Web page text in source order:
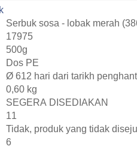
Serbuk sosa - lobak merah
17975
500g
Dos PE
Ø 612 hari dari tarikh
0,60 kg
SEGERA DISEDIAKAN
11
Tidak, produk yang tidak
6